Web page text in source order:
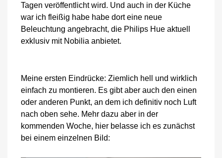
Tagen veröffentlicht wird. Und auch in der Küche
war ich fleißig habe habe dort eine neue
Beleuchtung angebracht, die Philips Hue aktuell
exklusiv mit Nobilia anbietet.
Meine ersten Eindrücke: Ziemlich hell und wirklich
einfach zu montieren. Es gibt aber auch den einen
oder anderen Punkt, an dem ich definitiv noch Luft
nach oben sehe. Mehr dazu aber in der
kommenden Woche, hier belasse ich es zunächst
bei einem einzelnen Bild: